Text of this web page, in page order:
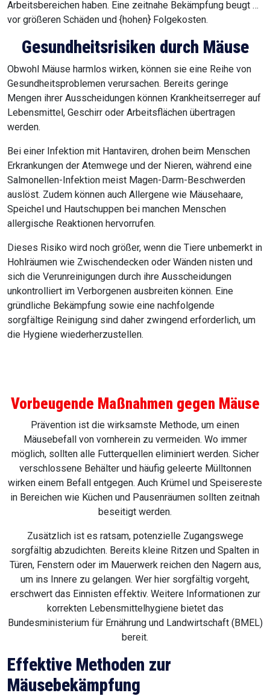
Arbeitsbereichen haben. Eine zeitnahe Bekämpfung beugt …
vor größeren Schäden und {hohen} Folgekosten.
Gesundheitsrisiken durch Mäuse
Obwohl Mäuse harmlos wirken, können sie eine Reihe von
Gesundheitsproblemen verursachen. Bereits geringe
Mengen ihrer Ausscheidungen können Krankheitserreger auf
Lebensmittel, Geschirr oder Arbeitsflächen übertragen
werden.
Bei einer Infektion mit Hantaviren, drohen beim Menschen
Erkrankungen der Atemwege und der Nieren, während eine
Salmonellen-Infektion meist Magen-Darm-Beschwerden
auslöst. Zudem können auch Allergene wie Mäusehaare,
Speichel und Hautschuppen bei manchen Menschen
allergische Reaktionen hervorrufen.
Dieses Risiko wird noch größer, wenn die Tiere unbemerkt in
Hohlräumen wie Zwischendecken oder Wänden nisten und
sich die Verunreinigungen durch ihre Ausscheidungen
unkontrolliert im Verborgenen ausbreiten können. Eine
gründliche Bekämpfung sowie eine nachfolgende
sorgfältige Reinigung sind daher zwingend erforderlich, um
die Hygiene wiederherzustellen.
Vorbeugende Maßnahmen gegen Mäuse
Prävention ist die wirksamste Methode, um einen
Mäusebefall von vornherein zu vermeiden. Wo immer
möglich, sollten alle Futterquellen eliminiert werden. Sicher
verschlossene Behälter und häufig geleerte Mülltonnen
wirken einem Befall entgegen. Auch Krümel und Speisereste
in Bereichen wie Küchen und Pausenräumen sollten zeitnah
beseitigt werden.
Zusätzlich ist es ratsam, potenzielle Zugangswege
sorgfältig abzudichten. Bereits kleine Ritzen und Spalten in
Türen, Fenstern oder im Mauerwerk reichen den Nagern aus,
um ins Innere zu gelangen. Wer hier sorgfältig vorgeht,
erschwert das Einnisten effektiv. Weitere Informationen zur
korrekten Lebensmittelhygiene bietet das
Bundesministerium für Ernährung und Landwirtschaft (BMEL)
bereit.
Effektive Methoden zur
Mäusebekämpfung